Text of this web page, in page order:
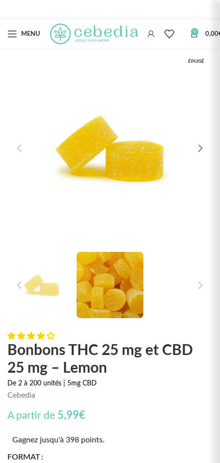
MENU 0 0,00
ÉPUISÉ
Bonbons THC 25 mg et CBD
25 mg – Lemon
De 2 à 200 unités | 5mg CBD
Cebedia
A partir de 5,99€
Gagnez jusqu'à 398 points.
FORMAT